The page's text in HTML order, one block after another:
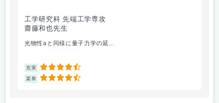
工学研究科 先端工学専攻
齋藤和也先生
光物性aと同様に量子力学の延...
充実 4.5
楽単 4.5